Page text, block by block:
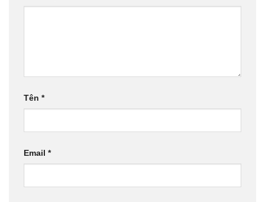
Tên *
Email *